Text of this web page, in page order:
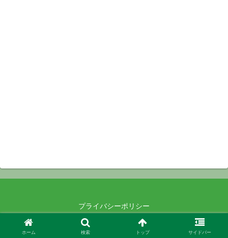
プライバシーポリシー
ホーム 検索 トップ サイドバー